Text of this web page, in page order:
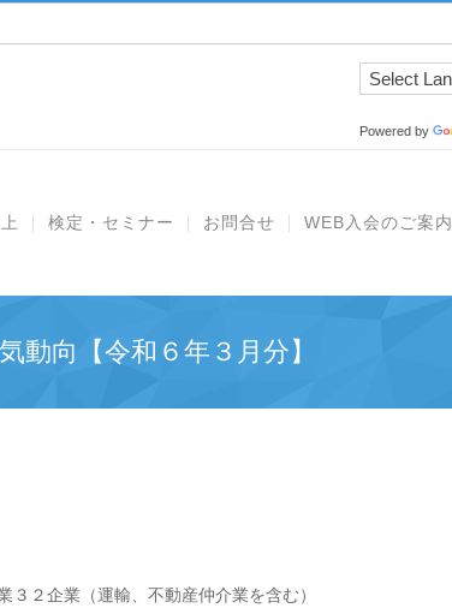
Powered by
検定・セミナー お問合せ WEB入会のご案内
動向【令和６年３月分】
２企業（運輸、不動産仲介業を含む）